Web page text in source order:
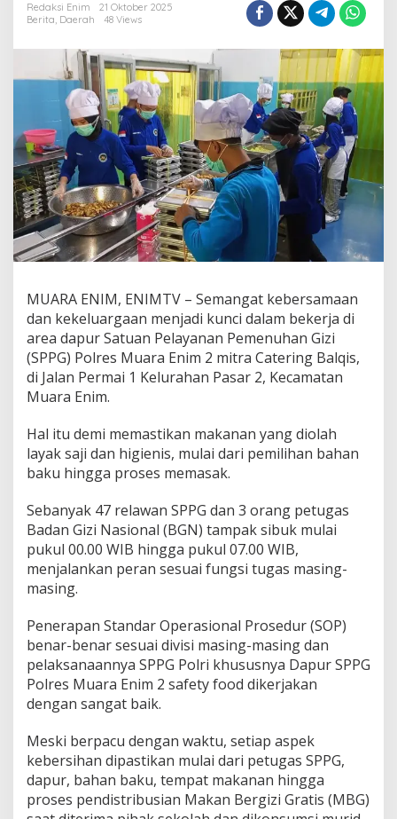
r
m
o
n
D
a
p
u
r
S
P
P
o
l
r
e
M
r
a
n
m
2
,
P
a
i
k
n
M
a
a
n
L
Redaksi Enim
21 Oktober 2025
Berita, Daerah 48 Views
MUARA ENIM, ENIMTV – Semangat kebersamaan
dan kekeluargaan menjadi kunci dalam bekerja di
area dapur Satuan Pelayanan Pemenuhan Gizi
(SPPG) Polres Muara Enim 2 mitra Catering Balqis,
di Jalan Permai 1 Kelurahan Pasar 2, Kecamatan
Muara Enim.
Hal itu demi memastikan makanan yang diolah
layak saji dan higienis, mulai dari pemilihan bahan
baku hingga proses memasak.
Sebanyak 47 relawan SPPG dan 3 orang petugas
Badan Gizi Nasional (BGN) tampak sibuk mulai
pukul 00.00 WIB hingga pukul 07.00 WIB,
menjalankan peran sesuai fungsi tugas masing-
masing.
Penerapan Standar Operasional Prosedur (SOP)
benar-benar sesuai divisi masing-masing dan
pelaksanaannya SPPG Polri khususnya Dapur SPPG
Polres Muara Enim 2 safety food dikerjakan
dengan sangat baik.
Meski berpacu dengan waktu, setiap aspek
kebersihan dipastikan mulai dari petugas SPPG,
dapur, bahan baku, tempat makanan hingga
proses pendistribusian Makan Bergizi Gratis (MBG)